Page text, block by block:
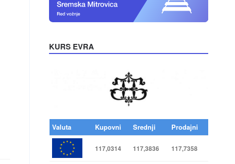
KURS EVRA
Valuta Kupovni Srednji Prodajni
117,0314 117,3836 117,7358